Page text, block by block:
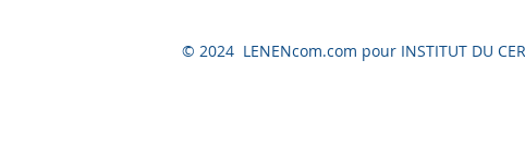
© 2024 LENENcom.com pour INSTITUT DU